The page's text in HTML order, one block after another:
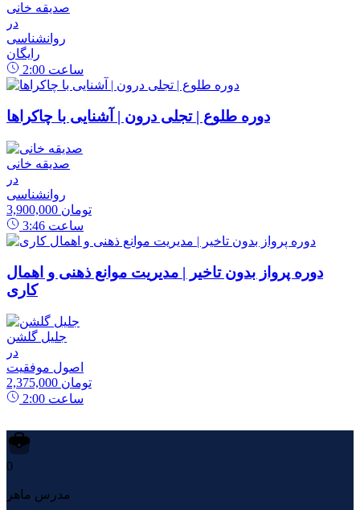
صدیقه خانی
در
روانشناسی
رایگان
2:00 ساعت
دوره طلوع | تجلی درون | آشنایی با چاکراها
صدیقه خانی
در
روانشناسی
3,900,000 تومان
3:46 ساعت
دوره پرواز بدون تاخیر | مدیریت موانع ذهنی و اهمال
کاری
جلیل گلشن
در
اصول موفقیت
2,375,000 تومان
2:00 ساعت
0
مدرس ماهر